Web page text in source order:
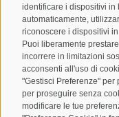
identificare i dispositivi in
automaticamente,
riconoscere i dispositivi
Puoi liberamente
incorrere in limitazioni
acconsenti all'uso di
"Gestisci Preferenze" per
per proseguire senza
modificare le tue
Questo evento ha
San Giovanni
05/08/2026
14:00
DETTAGLI